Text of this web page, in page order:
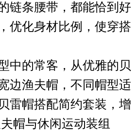
链条腰带，都能恰到好
优化身材比例，使穿搭
中的常客，从优雅的贝
边渔夫帽，不同帽型适
雷帽搭配简约套装，增
帽与休闲运动装组